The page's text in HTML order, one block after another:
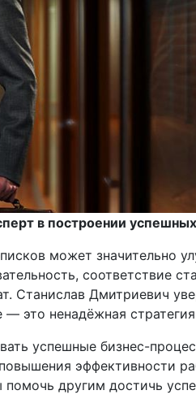
в построении
может значительно
соответствие
Станислав Дмитриевич
— это ненадёжная
успешные бизнес-
эффективности
другим достичь